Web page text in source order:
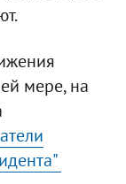
мере, на